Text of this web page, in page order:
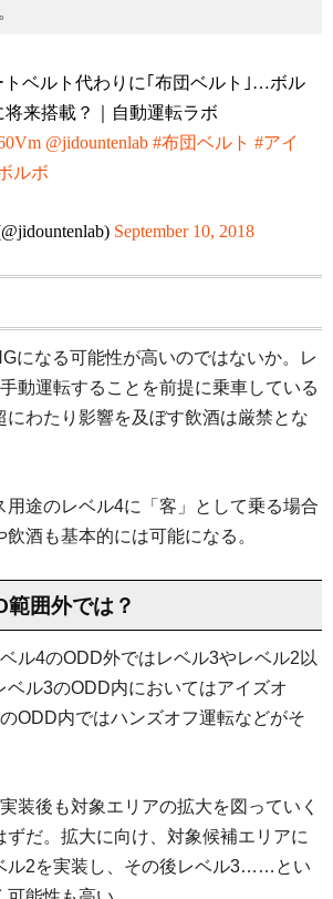
トベルト代わりに｢布団ベルト｣…ボル
来搭載？｜自動運転ラボ
@jidountenlab #布団ベルト #アイ
ルボ
September 10, 2018
になる可能性が高いのではないか。レ
動運転することを前提に乗車している
にわたり影響を及ぼす飲酒は厳禁とな
用途のレベル4に「客」として乗る場合
酒も基本的には可能になる。
範囲外では？
ル4のODD外ではレベル3やレベル2以
ベル3のODD内においてはアイズオ
ODD内ではハンズオフ運転などがそ
装後も対象エリアの拡大を図っていく
ずだ。拡大に向け、対象候補エリアに
ル2を実装し、その後レベル3……とい